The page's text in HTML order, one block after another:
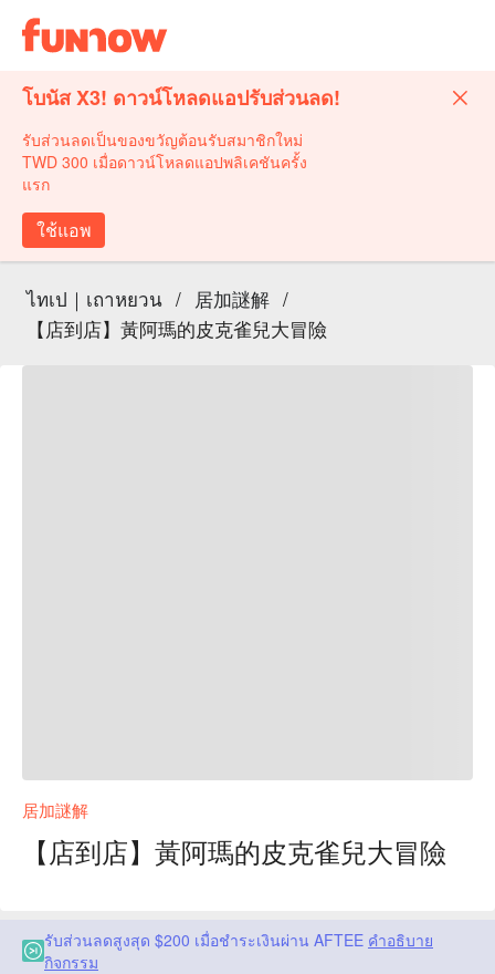
โบนัส X3! ดาวน์โหลดแอปรับส่วนลด!
รับส่วนลดเป็นของขวัญต้อนรับสมาชิกใหม่
TWD 300 เมื่อดาวน์โหลดแอปพลิเคชันครั้ง
แรก
ใช้แอพ
ไทเป｜เถาหยวน / 居加謎解 /
【店到店】黃阿瑪的皮克雀兒大冒險
居加謎解
【店到店】黃阿瑪的皮克雀兒大冒險
รับส่วนลดสูงสุด $200 เมื่อชำระเงินผ่าน AFTEE คำอธิบาย
กิจกรรม